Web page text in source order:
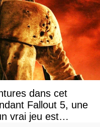
dans cet
Fallout 5, une
vrai jeu est